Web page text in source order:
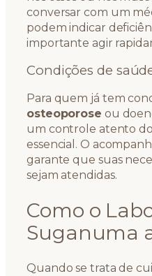
conversar com um
podem indicar
importante agir
Condições de
Para quem já tem
osteoporose ou
um controle atento
essencial. O
garante que suas
sejam atendidas.
Como o
Suganuma
Quando se trata de